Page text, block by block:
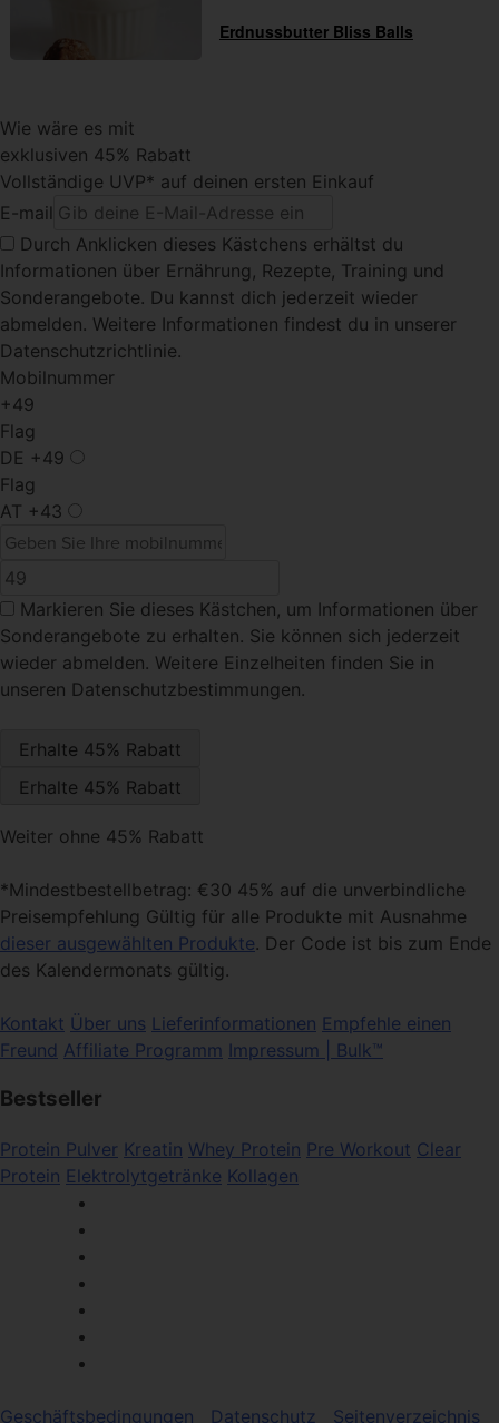
Erdnussbutter Bliss Balls
Wie wäre es mit
exklusiven 45% Rabatt
Vollständige UVP* auf deinen ersten Einkauf
E-mail
Durch Anklicken dieses Kästchens erhältst du
Informationen über Ernährung, Rezepte, Training und
Sonderangebote. Du kannst dich jederzeit wieder
abmelden. Weitere Informationen findest du in unserer
Datenschutzrichtlinie.
Mobilnummer
+49
Flag
DE +49
Flag
AT +43
Markieren Sie dieses Kästchen , um Informationen über
Sonderangebote zu erhalten. Sie können sich jederzeit
wieder abmelden. Weitere Einzelheiten finden Sie in
unseren Datenschutzbestimmungen.
Weiter ohne 45% Rabatt
*Mindestbestellbetrag: €30 45% auf die unverbindliche
Preisempfehlung Gültig für alle Produkte mit Ausnahme
dieser ausgewählten Produkte. Der Code ist bis zum Ende
des Kalendermonats gültig.
Kontakt Über uns Lieferinformationen Empfehle einen
Freund Affiliate Programm Impressum | Bulk™
Bestseller
Protein Pulver Kreatin Whey Protein Pre Workout Clear
Protein Elektrolytgetränke Kollagen
Geschäftsbedingungen Datenschutz Seitenverzeichnis